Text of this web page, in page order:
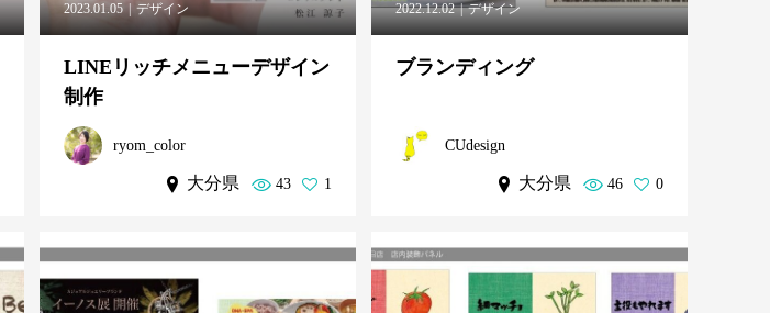
2023.01.05 デザイン
LINEリッチメニューデザイン
制作
ryom_color
大分県 43 1
2022.12.02 デザイン
ブランディング
CUdesign
大分県 46 0